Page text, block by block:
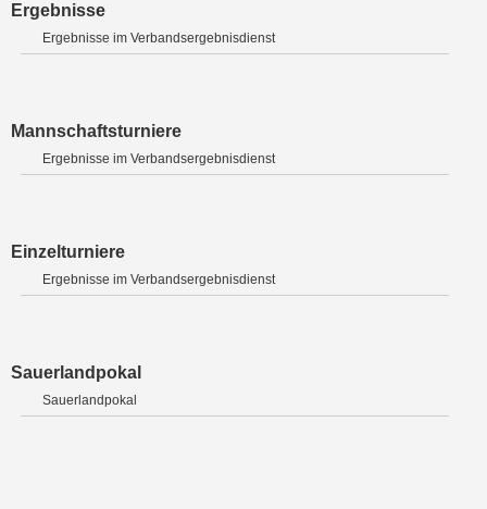
Ergebnisse
Ergebnisse im Verbandsergebnisdienst
Mannschaftsturniere
Ergebnisse im Verbandsergebnisdienst
Einzelturniere
Ergebnisse im Verbandsergebnisdienst
Sauerlandpokal
Sauerlandpokal